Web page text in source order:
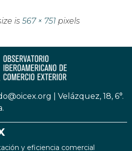
is 567 × 751 pixels
Velázquez, 18, 6°.
y eficiencia comercial